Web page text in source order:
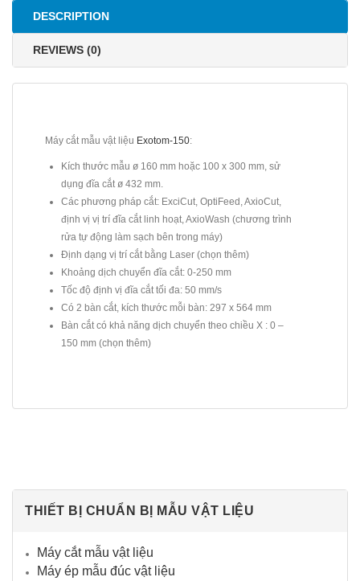
THIẾT BỊ CHUẨN BỊ MẪU VẬT LIỆU
Máy cắt mẫu vật liệu
Máy ép mẫu đúc vật liệu
DESCRIPTION
REVIEWS (0)
Máy cắt mẫu vật liệu Exotom-150:
Kích thước mẫu ø 160 mm hoặc 100 x 300 mm, sử
dụng đĩa cắt ø 432 mm.
Các phương pháp cắt: ExciCut, OptiFeed, AxioCut,
định vị vị trí đĩa cắt linh hoạt, AxioWash (chương trình
rửa tự động làm sạch bên trong máy)
Định dạng vị trí cắt bằng Laser (chọn thêm)
Khoảng dịch chuyển đĩa cắt: 0-250 mm
Tốc độ định vị đĩa cắt tối đa: 50 mm/s
Có 2 bàn cắt, kích thước mỗi bàn: 297 x 564 mm
Bàn cắt có khả năng dịch chuyển theo chiều X : 0 –
150 mm (chọn thêm)